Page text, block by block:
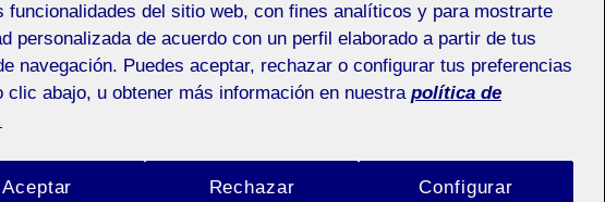
DANIEL MARTÍN PÉREZ
funcionalidades del sitio web, con fines analíticos y para mostrarte
personalizada de acuerdo con un perfil elaborado a partir de tus
navegación. Puedes aceptar, rechazar o configurar tus preferencias
clic abajo, u obtener más información en nuestra política de
Rechazar
Aceptar Configurar